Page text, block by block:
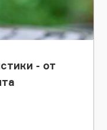
- от